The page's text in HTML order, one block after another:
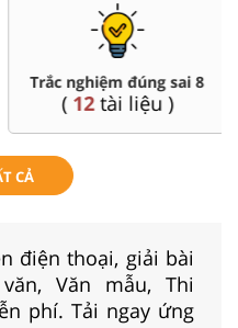
Trắc nghiệm đúng sai 8
12tài liệu )
CẢ
điện thoại, giải bài
Văn mẫu, Thi
phí. Tải ngay ứng